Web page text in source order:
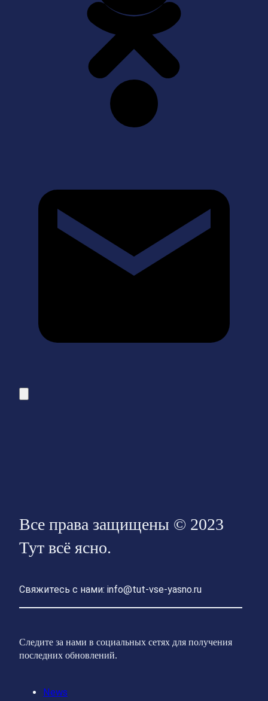
Все права защищены © 2023
Тут всё ясно.
Свяжитесь с нами: info@tut-vse-yasno.ru
Следите за нами в социальных сетях для получения
последних обновлений.
News